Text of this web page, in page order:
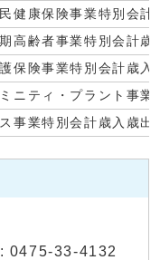
健康保険事業特別会計
高齢者事業特別会計歳
保険事業特別会計歳入
ニティ・プラント事
事業特別会計歳入歳出
0475-33-4132